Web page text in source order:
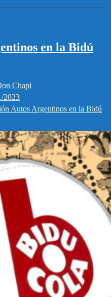
en la Bidú
Chapi
2023
Autos Argentinos en la Bidú